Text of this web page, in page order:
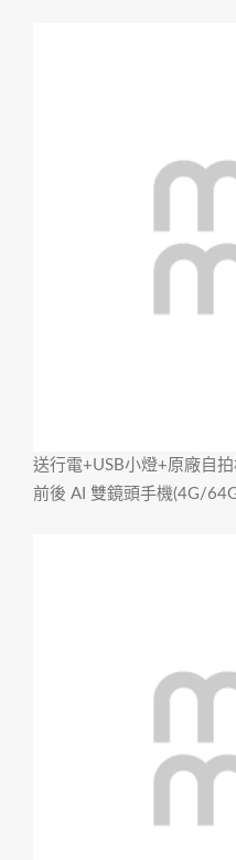
送行電+USB小燈+原廠自
前後 AI 雙鏡頭手機(4G/